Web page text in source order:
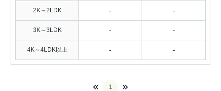
2K～2LDK - -
3K～3LDK - -
4K～4LDK以上 - -
1